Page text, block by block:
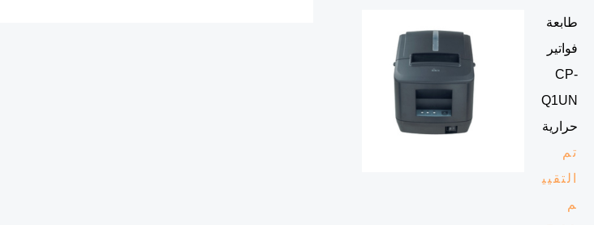
طابعة
فواتير
CP-
Q1UN
حرارية
تم
التقيي
م